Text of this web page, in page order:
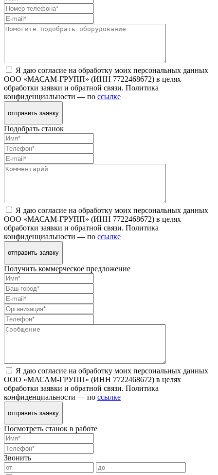
Я даю согласие на обработку моих персональных данных
ООО «МАСАМ-ГРУПП» (ИНН 7722468672) в целях
обработки заявки и обратной связи. Политика
конфиденциальности — по ссылке
отправить заявку
Подобрать станок
Я даю согласие на обработку моих персональных данных
ООО «МАСАМ-ГРУПП» (ИНН 7722468672) в целях
обработки заявки и обратной связи. Политика
конфиденциальности — по ссылке
отправить заявку
Получить коммерческое предложение
Я даю согласие на обработку моих персональных данных
ООО «МАСАМ-ГРУПП» (ИНН 7722468672) в целях
обработки заявки и обратной связи. Политика
конфиденциальности — по ссылке
отправить заявку
Посмотреть станок в работе
Звонить